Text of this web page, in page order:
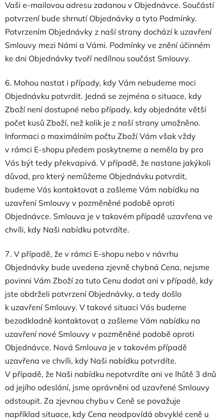
Vaši e-mailovou adresu zadanou v Objednávce. Součástí
potvrzení bude shrnutí Objednávky a tyto Podmínky.
Potvrzením Objednávky z naší strany dochází k uzavření
Smlouvy mezi Námi a Vámi. Podmínky ve znění účinném
ke dni Objednávky tvoří nedílnou součást Smlouvy.
6. Mohou nastat i případy, kdy Vám nebudeme moci
Objednávku potvrdit. Jedná se zejména o situace, kdy
Zboží není dostupné nebo případy, kdy objednáte větší
počet kusů Zboží, než kolik je z naší strany umožněno.
Informaci o maximálním počtu Zboží Vám však vždy
v rámci E-shopu předem poskytneme a neměla by pro
Vás být tedy překvapivá. V případě, že nastane jakýkoli
důvod, pro který nemůžeme Objednávku potvrdit,
budeme Vás kontaktovat a zašleme Vám nabídku na
uzavření Smlouvy v pozměněné podobě oproti
Objednávce. Smlouva je v takovém případě uzavřena ve
chvíli, kdy Naši nabídku potvrdíte.
7. V případě, že v rámci E-shopu nebo v návrhu
Objednávky bude uvedena zjevně chybná Cena, nejsme
povinni Vám Zboží za tuto Cenu dodat ani v případě, kdy
jste obdrželi potvrzení Objednávky, a tedy došlo
k uzavření Smlouvy. V takové situaci Vás budeme
bezodkladně kontaktovat a zašleme Vám nabídku na
uzavření nové Smlouvy v pozměněné podobě oproti
Objednávce. Nová Smlouva je v takovém případě
uzavřena ve chvíli, kdy Naši nabídku potvrdíte.
V případě, že Naši nabídku nepotvrdíte ani ve lhůtě 3 dnů
od jejího odeslání, jsme oprávněni od uzavřené Smlouvy
odstoupit. Za zjevnou chybu v Ceně se považuje
například situace, kdy Cena neodpovídá obvyklé ceně u